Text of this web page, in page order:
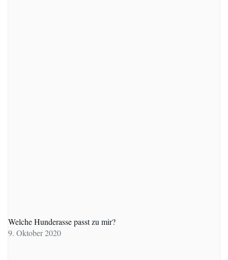
Welche Hunderasse passt zu mir?
9. Oktober 2020